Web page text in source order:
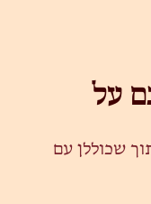
על
שכוללן עם